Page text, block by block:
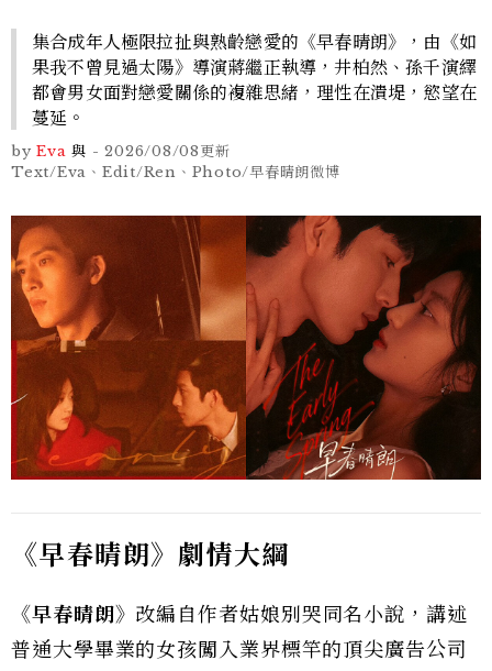
集合成年人極限拉扯與熟齡戀愛的《早春晴朗》，由《如
果我不曾見過太陽》導演蔣繼正執導，井柏然、孫千演繹
都會男女面對戀愛關係的複雜思緒，理性在潰堤，慾望在
蔓延。
by Eva 與 -2026/08/08更新
Text/Eva、Edit/Ren、Photo/早春晴朗微博
《早春晴朗》劇情大綱
《早春晴朗》 改編自作者姑娘別哭同名小說，講述
普通大學畢業的女孩闖入業界標竿的頂尖廣告公司